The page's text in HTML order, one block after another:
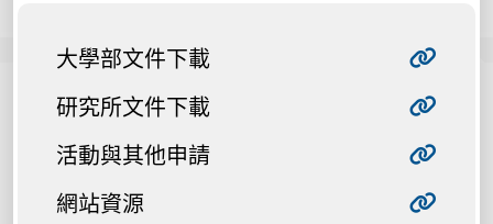
大學部文件下載
研究所文件下載
活動與其他申請
網站資源